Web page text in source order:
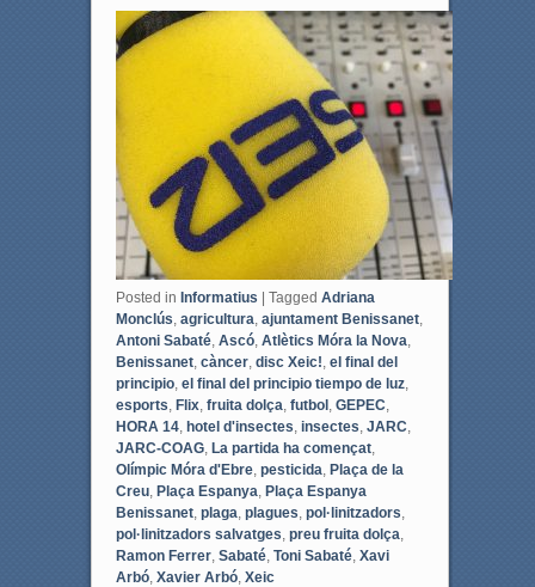
c
e
b
o
o
k
i
r
Posted in Informatius | Tagged Adriana
Monclús agricultura ajuntament Benissanet,
Antoni Sabaté, Ascó, Atlètics Móra la Nova
Benissanet, càncer, disc Xeic! el final del
principio, el final del principio tiempo de luz,
esports Flix, fruita dolça futbol, GEPEC
HORA 14, hotel d'insectes insectes JARC
JARC-COAG, La partida ha començat,
Olímpic Móra d'Ebre, pesticida Plaça de la
Creu, Plaça Espanya Plaça Espanya
Benissanet, plaga plagues pol·linitzadors
pol·linitzadors salvatges preu fruita dolça
Ramon Ferrer, Sabaté, Toni Sabaté, Xavi
Arbó, Xavier Arbó, Xeic